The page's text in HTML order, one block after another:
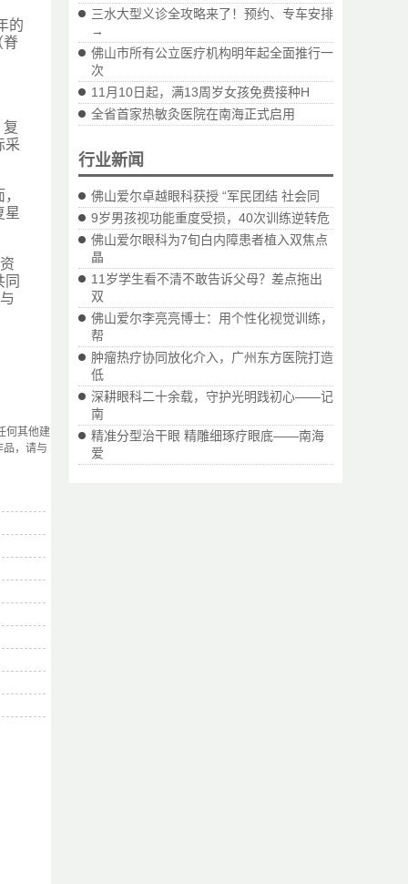
三水大型义诊全攻略来了！预约、专车安排
→
佛山市所有公立医疗机构明年起全面推行一
次
11月10日起，满13周岁女孩免费接种H
全省首家热敏灸医院在南海正式启用
行业新闻
佛山爱尔卓越眼科获授 “军民团结 社会同
9岁男孩视功能重度受损，40次训练逆转危
佛山爱尔眼科为7旬白内障患者植入双焦点
晶
11岁学生看不清不敢告诉父母？差点拖出
双
佛山爱尔李亮亮博士：用个性化视觉训练，
帮
肿瘤热疗协同放化介入，广州东方医院打造
低
深耕眼科二十余载，守护光明践初心——记
南
精准分型治干眼 精雕细琢疗眼底——南海
爱
的
脊
复
采
星
何其他建
品，请与